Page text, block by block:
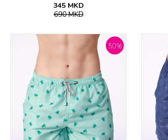
345 MKD
690MKD
50%